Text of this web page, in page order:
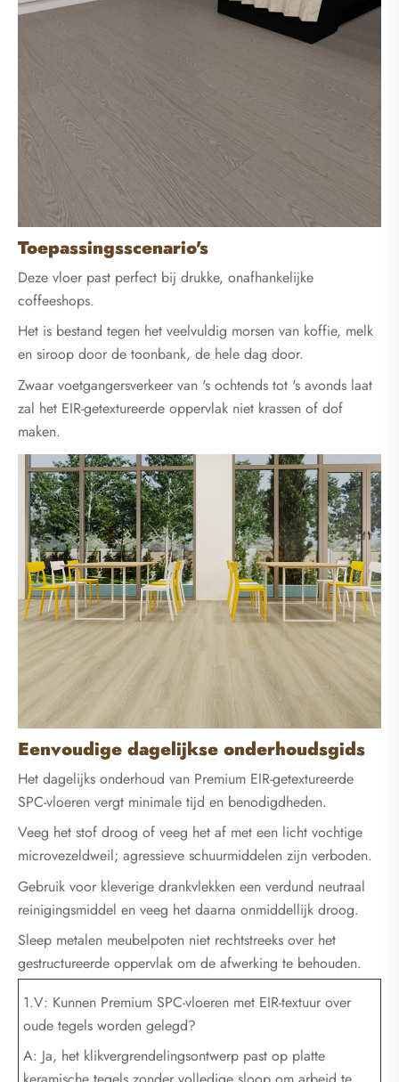
Toepassingsscenario's
Deze vloer past perfect bij drukke, onafhankelijke
coffeeshops.
Het is bestand tegen het veelvuldig morsen van koffie, melk
en siroop door de toonbank, de hele dag door.
Zwaar voetgangersverkeer van 's ochtends tot 's avonds laat
zal het EIR-getextureerde oppervlak niet krassen of dof
maken.
Eenvoudige dagelijkse onderhoudsgids
Het dagelijks onderhoud van Premium EIR-getextureerde
SPC-vloeren vergt minimale tijd en benodigdheden.
Veeg het stof droog of veeg het af met een licht vochtige
microvezeldweil; agressieve schuurmiddelen zijn verboden.
Gebruik voor kleverige drankvlekken een verdund neutraal
reinigingsmiddel en veeg het daarna onmiddellijk droog.
Sleep metalen meubelpoten niet rechtstreeks over het
gestructureerde oppervlak om de afwerking te behouden.
1.V: Kunnen Premium SPC-vloeren met EIR-textuur over
oude tegels worden gelegd?
A: Ja, het klikvergrendelingsontwerp past op platte